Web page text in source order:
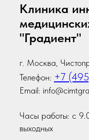
Клиника
"Градиент"
г. Москва,
Телефон: +7
Email:
Часы работы: с
выходных